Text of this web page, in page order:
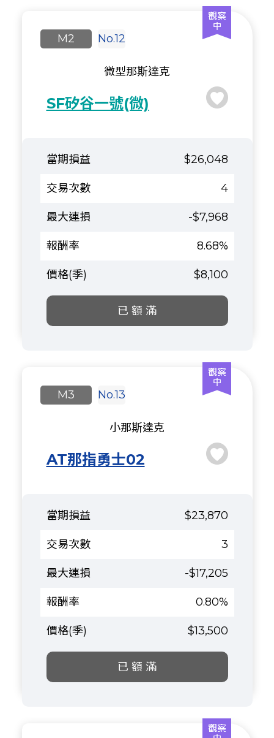
No.12
SF矽谷一號(微)
微型那斯達克
M2
$26,048
4
-$7,968
8.68%
$8,100
已 額 滿
No.13
AT那指勇士02
小那斯達克
M3
$23,870
3
-$17,205
0.80%
$13,500
已 額 滿